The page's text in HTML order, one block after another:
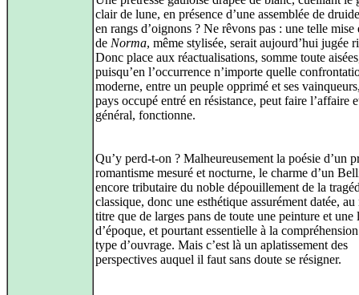
clair de lune, en présence d’une assemblée de
en rangs d’oignons ? Ne rêvons pas : une telle mise
de Norma, même stylisée, serait aujourd’hui jugée
Donc place aux réactualisations, somme toute
puisqu’en l’occurrence n’importe quelle
moderne, entre un peuple opprimé et ses
pays occupé entré en résistance, peut faire l’affaire
général, fonctionne.
Qu’y perd-t-on ? Malheureusement la poésie d’un
romantisme mesuré et nocturne, le charme d’un
encore tributaire du noble dépouillement de la
classique, donc une esthétique assurément datée, au
titre que de larges pans de toute une peinture et une
d’époque, et pourtant essentielle à la
type d’ouvrage. Mais c’est là un aplatissement des
perspectives auquel il faut sans doute se résigner.